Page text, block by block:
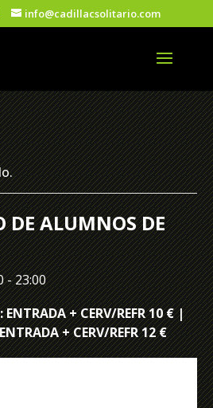
info@cadillacsolitario.com
DE ALUMNOS DE
-23:00
+ CERV/REFR 10 € |
+ CERV/REFR 12 €